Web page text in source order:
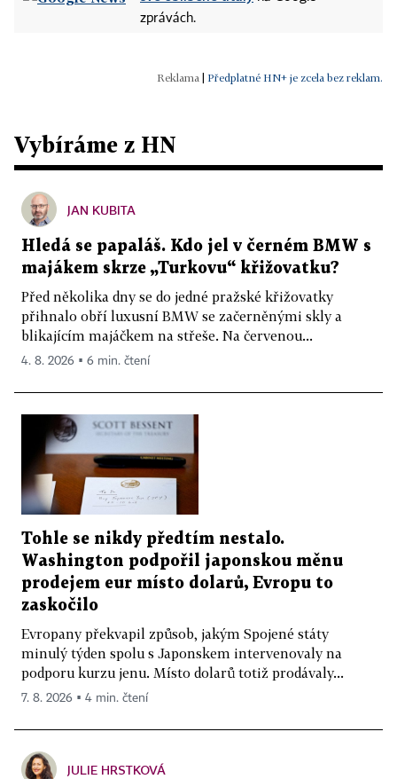
zprávách.
Předplatné HN+ je zcela bez reklam.
Vybíráme z HN
JAN KUBITA
Hledá se papaláš. Kdo jel v černém BMW s
majákem skrze „Turkovu“ křižovatku?
Před několika dny se do jedné pražské křižovatky
přihnalo obří luxusní BMW se začerněnými skly a
blikajícím majáčkem na střeše. Na červenou...
4. 8. 2026 ▪ 6 min. čtení
Tohle se nikdy předtím nestalo.
Washington podpořil japonskou měnu
prodejem eur místo dolarů, Evropu to
zaskočilo
Evropany překvapil způsob, jakým Spojené státy
minulý týden spolu s Japonskem intervenovaly na
podporu kurzu jenu. Místo dolarů totiž prodávaly...
7. 8. 2026 ▪ 4 min. čtení
JULIE HRSTKOVÁ